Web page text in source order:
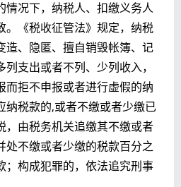
情况下，纳税人、扣缴义务人
。《税收征管法》规定，纳税
造、隐匿、擅自销毁帐簿、记
支出或者不列、少列收入，
而拒不申报或者进行虚假的纳
纳税款的,或者不缴或者少缴已
，由税务机关追缴其不缴或者
处不缴或者少缴的税款百分之
；构成犯罪的，依法追究刑事